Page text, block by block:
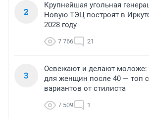
2
Крупнейшая угольная
Новую ТЭЦ построят в
2028 году
7 766 21
3
Освежают и делают моложе:
для женщин после 40 — топ
вариантов от стилиста
7 509 1